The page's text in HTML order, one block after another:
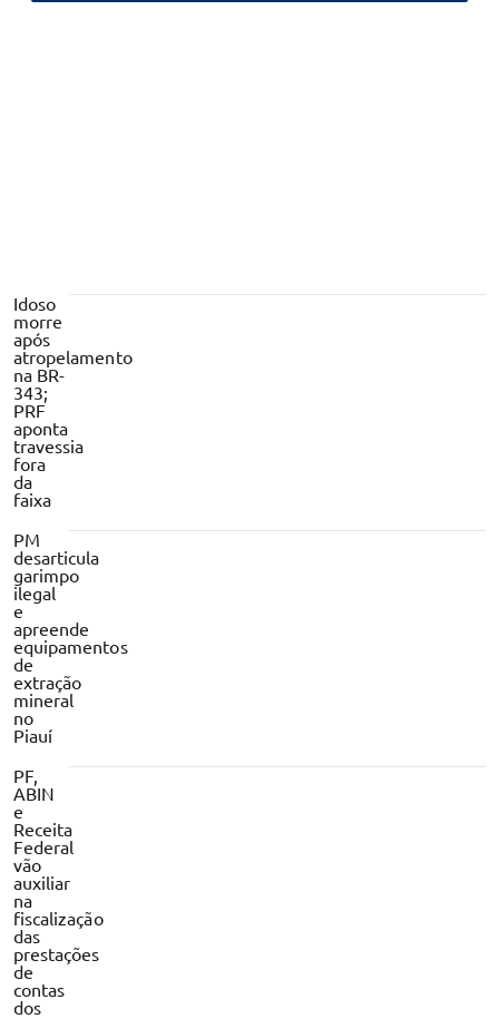
Idoso
morre
após
atropelamento
na BR-
343;
PRF
aponta
travessia
fora
da
faixa
PM
desarticula
garimpo
ilegal
e
apreende
equipamentos
de
extração
mineral
no
Piauí
PF,
ABIN
e
Receita
Federal
vão
auxiliar
na
fiscalização
das
prestações
de
contas
dos